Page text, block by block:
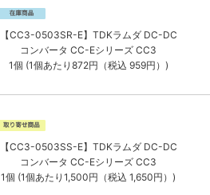
【CC3-0503SR-E】TDKラムダ DC-DC
コンバータ CC-Eシリーズ CC3
1個 (1個あたり872円（税込 959円）)
【CC3-0503SS-E】TDKラムダ DC-DC
コンバータ CC-Eシリーズ CC3
1個 (1個あたり1,500円（税込 1,650円）)